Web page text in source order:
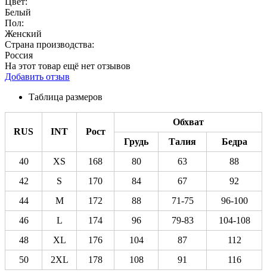
Белый
Пол:
Женский
Страна производства:
Россия
На этот товар ещё нет отзывов
Добавить отзыв
Таблица размеров
RUS INT Рост
Обхват
Грудь
Талия
Бедра
40
XS 168 80 63
88
42
S 170 84 67
92
44
M 172 88 71-75
96-100
46
L 174 96 79-83
104-108
48
XL 176 104 87
112
50
2XL 178 108 91 116